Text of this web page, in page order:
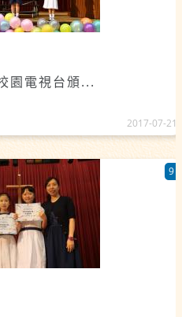
園電視台頒...
2017-07-21
9